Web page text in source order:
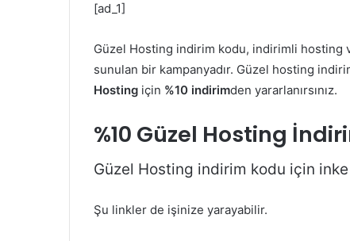
[ad_1]
Güzel Hosting indirim kodu, indirimli hosting
sunulan bir kampanyadır. Güzel hosting
Hosting için %10 indirimden yararlanırsınız.
%10 Güzel Hosting
Güzel Hosting indirim kodu için inke
Şu linkler de işinize yarayabilir.